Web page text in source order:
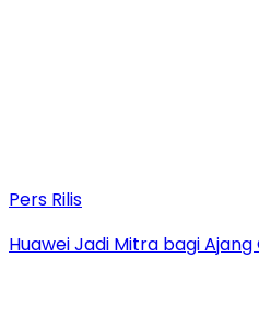
Pers Rilis
Huawei Jadi Mitra bagi Ajang